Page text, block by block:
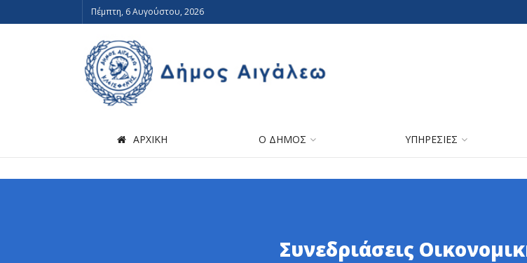
Πέμπτη, 6 Αυγούστου, 2026
ΑΡΧΙΚΗ Ο ΔΗΜΟΣ ΥΠΗΡΕΣΙΕΣ
Συνεδριάσεις